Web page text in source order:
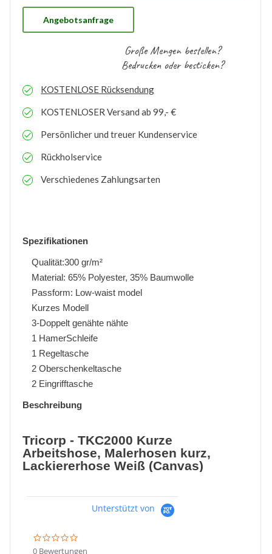
Angebotsanfrage
Große Mengen bestellen?
Bedrucken oder besticken?
KOSTENLOSE Rücksendung
KOSTENLOSER Versand ab 99,- €
Persönlicher und treuer Kundenservice
Rückholservice
Verschiedenes Zahlungsarten
Spezifikationen
Qualität:300 gr/m²
Material: 65% Polyester, 35% Baumwolle
Passform: Low-waist model
Kurzes Modell
3-Doppelt genähte nähte
1 HamerSchleife
1 Regeltasche
2 Oberschenkeltasche
2 Eingrifftasche
Beschreibung
Tricorp - TKC2000 Kurze
Arbeitshose, Malerhosen kurz,
Lackiererhose Weiß (Canvas)
Unterstützt von
star
0 Bewertungen